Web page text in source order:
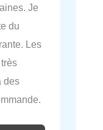
Je
du
Les
des